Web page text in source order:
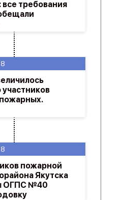
пожарной
Якутска
ОГПС №40
участников
требования